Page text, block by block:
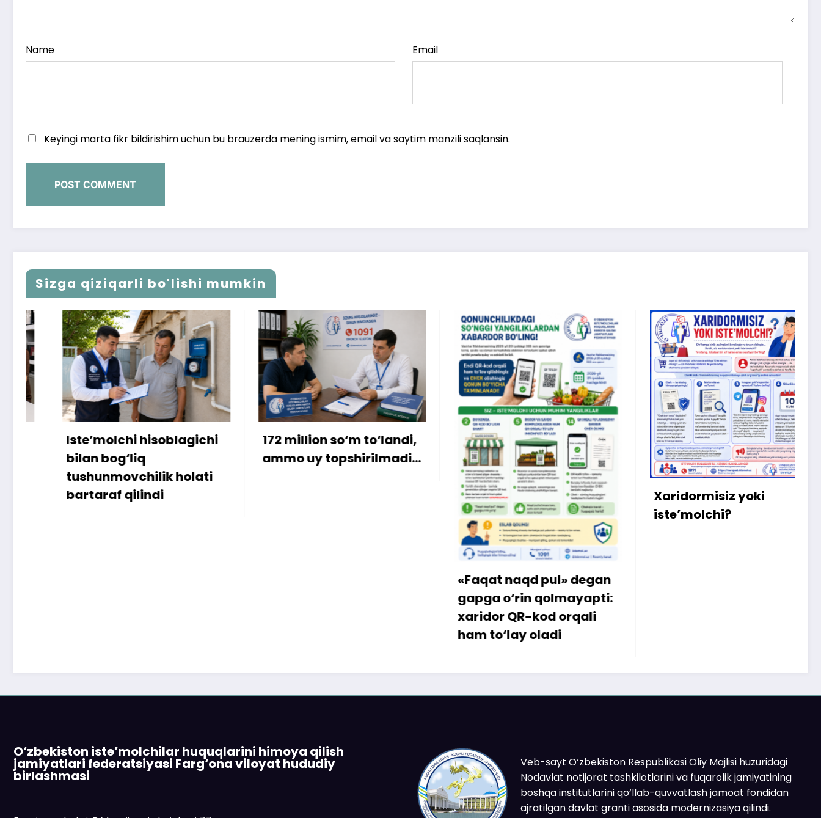
Name Email
Keyingi marta fikr bildirishim uchun bu brauzerda mening ismim, email va saytim manzili saqlansin.
Sizga qiziqarli bo'lishi mumkin
Iste’molchi hisoblagichi
bilan bog‘liq
tushunmovchilik holati
bartaraf qilindi
172 million so‘m to‘landi,
ammo uy topshirilmadi…
«Faqat naqd pul» degan
gapga o‘rin qolmayapti:
xaridor QR-kod orqali
ham to‘lay oladi
Xaridormisiz yoki
iste’molchi?
O‘zbekiston iste’molchilar huquqlarini himoya qilish
jamiyatlari federatsiyasi Farg‘ona viloyat hududiy
birlashmasi
Veb-sayt O‘zbekiston Respublikasi Oliy Majlisi huzuridagi
Nodavlat notijorat tashkilotlarini va fuqarolik jamiyatining
boshqa institutlarini qo‘llab-quvvatlash jamoat fondidan
ajratilgan davlat granti asosida modernizasiya qilindi.